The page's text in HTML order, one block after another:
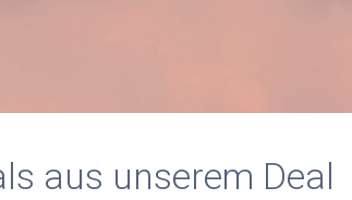
aus unserem Deal